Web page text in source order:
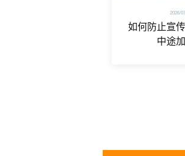
2026/
如何防止宣
中途